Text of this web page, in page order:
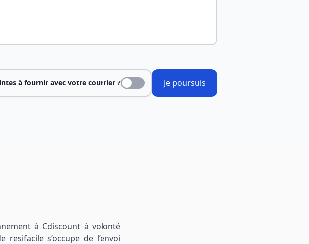
à fournir avec votre courrier ? Je poursuis
à Cdiscount à volonté
s’occupe de l’envoi